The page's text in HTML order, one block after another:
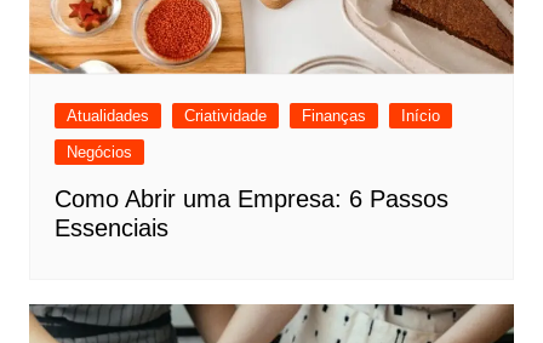
Atualidades Criatividade Finanças
Início
Negócios
Como Abrir uma Empresa: 6 Passos
Essenciais